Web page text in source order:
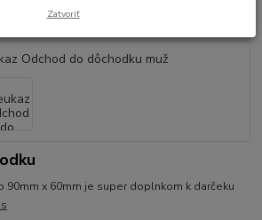
90mm x 60mm je super doplnkom k darčeku
Zatvoriť